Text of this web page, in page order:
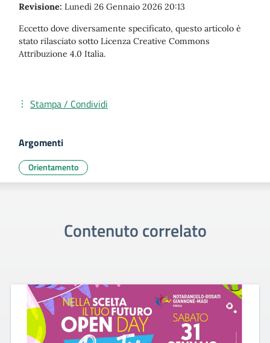
Revisione: Lunedì 26 Gennaio 2026 20:13
Eccetto dove diversamente specificato, questo articolo è
stato rilasciato sotto Licenza Creative Commons
Attribuzione 4.0 Italia.
Stampa / Condividi
Argomenti
Orientamento
Contenuto correlato